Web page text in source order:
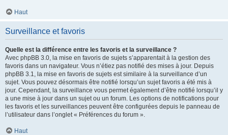
Haut
Surveillance et favoris
Quelle est la différence entre les favoris et la surveillance ?
Avec phpBB 3.0, la mise en favoris de sujets s’apparentait à la gestion des
favoris dans un navigateur. Vous n’étiez pas notifié des mises à jour. Depuis
phpBB 3.1, la mise en favoris de sujets est similaire à la surveillance d’un
sujet. Vous pouvez désormais être notifié lorsqu’un sujet favoris a été mis à
jour. Cependant, la surveillance vous permet également d’être notifié lorsqu’il y
a une mise à jour dans un sujet ou un forum. Les options de notifications pour
les favoris et les surveillances peuvent être configurées depuis le panneau de
l’utilisateur dans l’onglet « Préférences du forum ».
Haut